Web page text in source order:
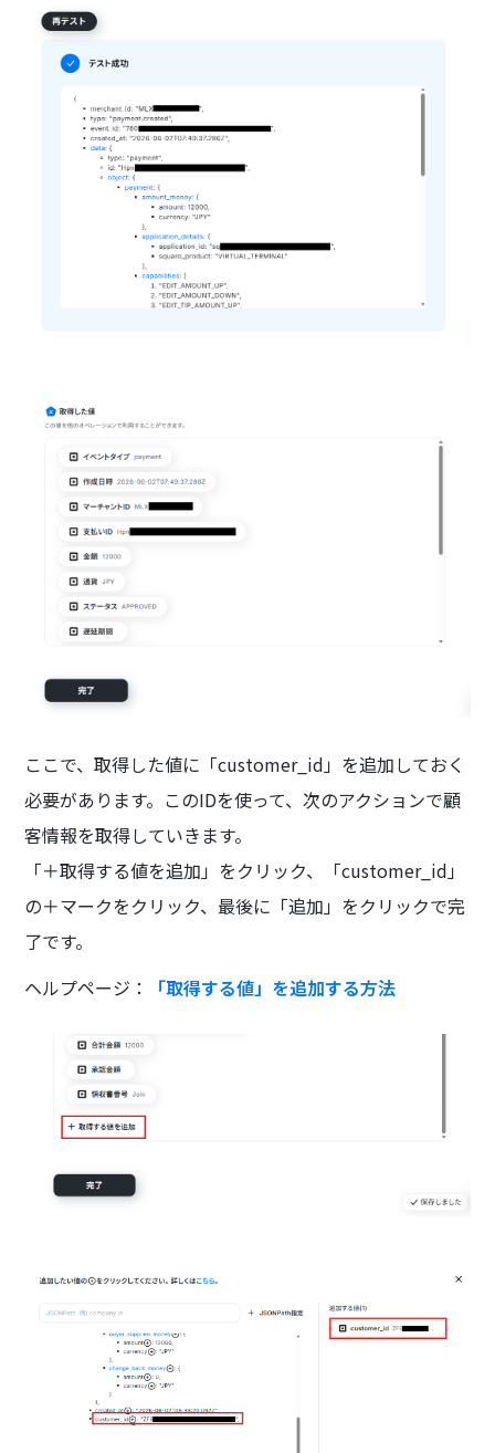
ここで、取得した値に「customer_id」を追加しておく
必要があります。このIDを使って、次のアクションで顧
客情報を取得していきます。
「＋取得する値を追加」をクリック、「customer_id」
の＋マークをクリック、最後に「追加」をクリックで完
了です。
ヘルプページ：
「取得する値」を追加する方法